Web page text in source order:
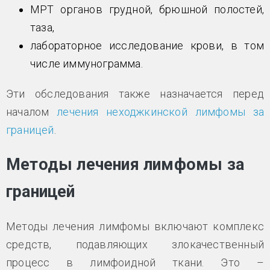
МРТ органов грудной, брюшной полостей,
таза,
лабораторное исследование крови, в том
числе иммунограмма.
Эти обследования также назначается перед
началом лечения неходжкинской лимфомы за
границей
Методы лечения лимфомы за
границей
Методы лечения лимфомы включают комплекс
средств, подавляющих злокачественный
процесс в лимфоидной ткани. Это –